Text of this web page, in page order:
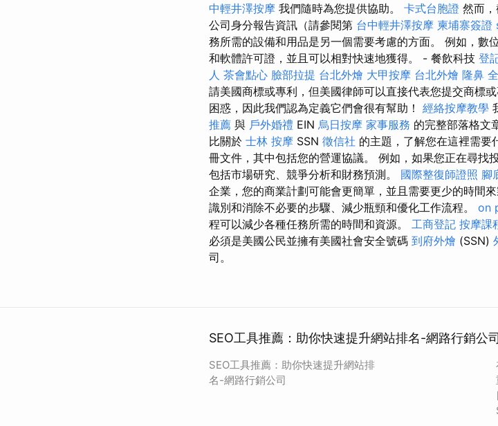
中輕井澤按摩 我們隨時為您提供協助。 卡式台胞證 然而
公司身分報告資訊（請參閱第 台中輕井澤按摩 柬埔寨簽證
務所需的設備和用品是另一個需要考慮的方面。 例如，數
和軟體許可證，並且可以相對快速地獲得。 - 餐飲科技 登
人 茶會點心 臉部拉提 台北外燴 大甲按摩 台北外燴 隆鼻
請美國商標或專利，但美國律師可以直接代表您提交商標
困惑，因此我們認為定義它們會很有幫助！ 經絡按摩教學
推薦 與 戶外婚禮 EIN 烏日按摩 家事服務 的完整部落格文
比關於 士林 按摩 SSN 徵信社 的主題，了解您在這裡需要
冊文件，其中包括您的營運協議。 例如，如果您正在尋找
包括市場研究、競爭分析和財務預測。 國際整復師證照 腳
企業，您的商業計劃可能會更簡單，並且需要更少的時間來
識別和消除不必要的步驟、減少瓶頸和優化工作流程。 on
程可以減少各種任務所需的時間和資源。 工商登記 按摩課
必須是美國公民並擁有美國社會安全號碼 到府外燴 (SSN)
司。
SEO工具推薦：助你快速提升網站排名-網路行銷公司
SEO工具推薦：助你快速提升網站排
名-網路行銷公司